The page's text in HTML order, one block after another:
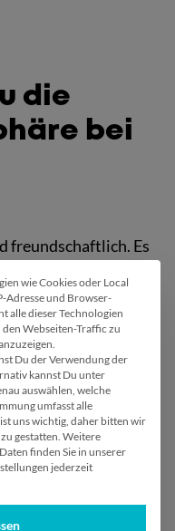
die
bei
freundschaftlich. Es
Egal, ob Kollege,
es regelmäßige
dann die
an
verwenden
wie Cookies oder Local
Adresse und Browser-
alle dieser Technologien
Webseiten-Traffic zu
Du der Verwendung der
kannst Du unter
auswählen, welche
umfasst alle
uns wichtig, daher bitten wir
gestatten. Weitere
finden Sie in unserer
jederzeit